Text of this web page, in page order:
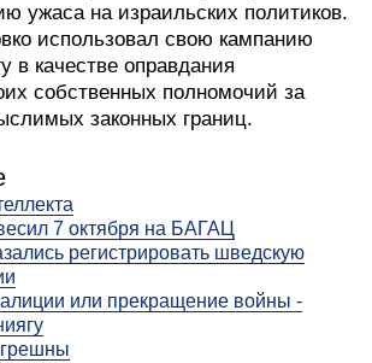
ужаса на израильских политиков.
использовал свою кампанию
в качестве оправдания
собственных полномочий за
законных границ.
7 октября на БАГАЦ
регистрировать шведскую
или прекращение войны -